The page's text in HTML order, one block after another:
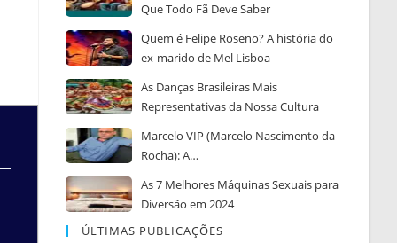
Que Todo Fã Deve Saber
Quem é Felipe Roseno? A história do
ex-marido de Mel Lisboa
As Danças Brasileiras Mais
Representativas da Nossa Cultura
Marcelo VIP (Marcelo Nascimento da
Rocha): A…
As 7 Melhores Máquinas Sexuais para
Diversão em 2024
ÚLTIMAS PUBLICAÇÕES